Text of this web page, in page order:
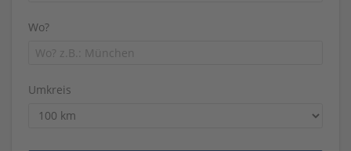
Wo?
Umkreis